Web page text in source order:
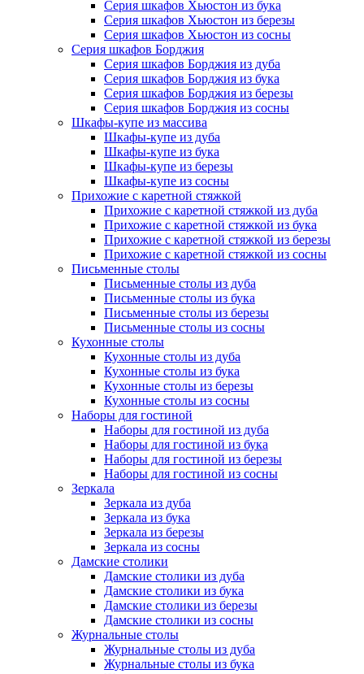
Серия шкафов Хьюстон из бука
Серия шкафов Хьюстон из березы
Серия шкафов Хьюстон из сосны
Серия шкафов Борджия
Серия шкафов Борджия из дуба
Серия шкафов Борджия из бука
Серия шкафов Борджия из березы
Серия шкафов Борджия из сосны
Шкафы-купе из массива
Шкафы-купе из дуба
Шкафы-купе из бука
Шкафы-купе из березы
Шкафы-купе из сосны
Прихожие с каретной стяжкой
Прихожие с каретной стяжкой из дуба
Прихожие с каретной стяжкой из бука
Прихожие с каретной стяжкой из березы
Прихожие с каретной стяжкой из сосны
Письменные столы
Письменные столы из дуба
Письменные столы из бука
Письменные столы из березы
Письменные столы из сосны
Кухонные столы
Кухонные столы из дуба
Кухонные столы из бука
Кухонные столы из березы
Кухонные столы из сосны
Наборы для гостиной
Наборы для гостиной из дуба
Наборы для гостиной из бука
Наборы для гостиной из березы
Наборы для гостиной из сосны
Зеркала
Зеркала из дуба
Зеркала из бука
Зеркала из березы
Зеркала из сосны
Дамские столики
Дамские столики из дуба
Дамские столики из бука
Дамские столики из березы
Дамские столики из сосны
Журнальные столы
Журнальные столы из дуба
Журнальные столы из бука